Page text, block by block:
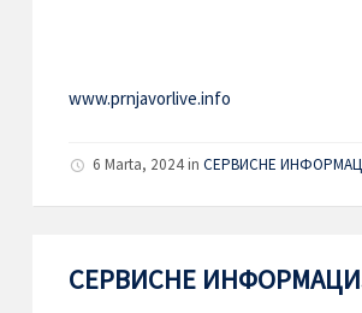
www.prnjavorlive.info
6 Marta, 2024in СЕРВИСНЕ
СЕРВИСНЕ